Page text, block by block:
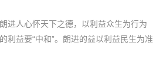
进人心怀天下之德，以利益众生为行为
利益要“中和”。朗进的益以利益民生为准